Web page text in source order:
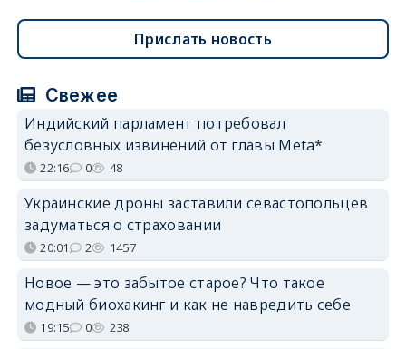
Прислать новость
Свежее
Индийский парламент потребовал
безусловных извинений от главы Meta*
22:16 0 48
Украинские дроны заставили севастопольцев
задуматься о страховании
20:01 2 1457
Новое — это забытое старое? Что такое
модный биохакинг и как не навредить себе
19:15 0 238